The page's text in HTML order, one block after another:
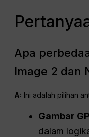
Apa
Image 2 dan
A: Ini adalah pilihan
Gambar
dalam